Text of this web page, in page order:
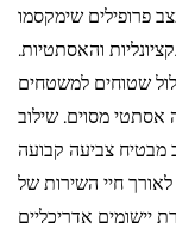
פרופילים שימקסמו
והאסתטיות.
שטוחים למשטחים
מסוים. שילוב
מבטיח צביעה קבועה
חיי השירות של
יישומים אדריכליים